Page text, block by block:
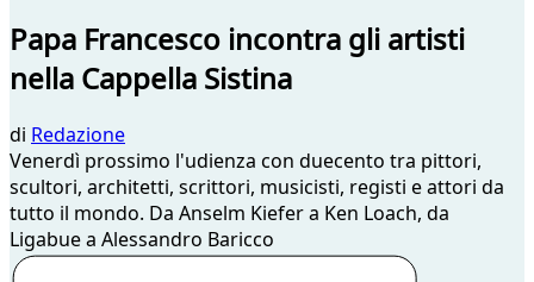
Papa Francesco incontra gli artisti
nella Cappella Sistina
di Redazione
Venerdì prossimo l'udienza con duecento tra pittori,
scultori, architetti, scrittori, musicisti, registi e attori da
tutto il mondo. Da Anselm Kiefer a Ken Loach, da
Ligabue a Alessandro Baricco